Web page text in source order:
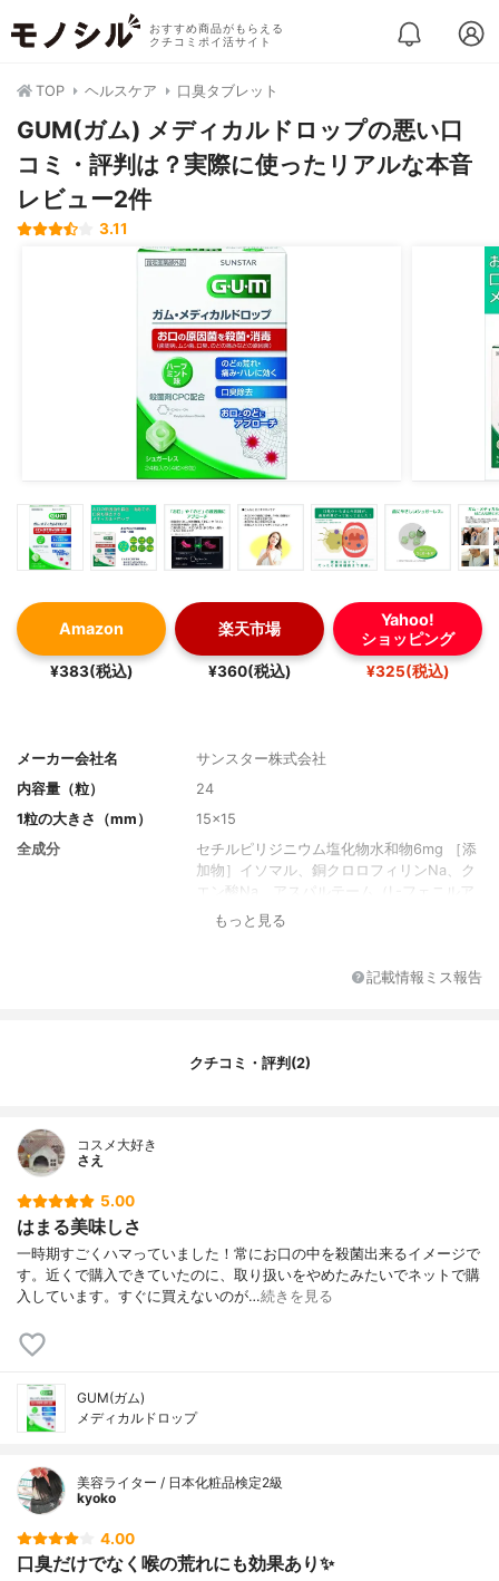
おすすめ商品がもらえる
クチコミポイ活サイト
TOP ヘルスケア 口臭タブレット
GUM(ガム) メディカルドロップの悪い口
コミ・評判は？実際に使ったリアルな本音
レビュー2件
3.11
Amazon
¥383(税込)
楽天市場
¥360(税込)
Yahoo!
ショッピング
¥325(税込)
メーカー会社名
サンスター株式会社
内容量（粒）
24
1粒の大きさ（mm）
15×15
全成分
セチルピリジニウム塩化物水和物6mg ［添
加物］イソマル、銅クロロフィリンNa、ク
エン酸Na、アスパルテーム（L-フェニルア
ラニン化合物）、ℓ－メントール、香料
もっと見る
記載情報ミス報告
クチコミ・評判(2)
コスメ大好き
さえ
5.00
はまる美味しさ
一時期すごくハマっていました！常にお口の中を殺菌出来るイメージで
す。近くで購入できていたのに、取り扱いをやめたみたいでネットで購
入しています。すぐに買えないのが…続きを見る
GUM(ガム)
メディカルドロップ
美容ライター / 日本化粧品検定2級
kyoko
4.00
口臭だけでなく喉の荒れにも効果あり✨